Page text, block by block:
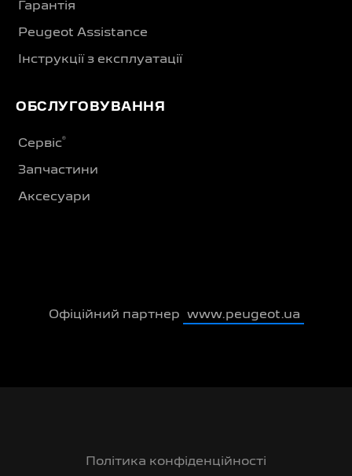
Гарантія
Peugeot Assistance
Інструкції з експлуатації
ОБСЛУГОВУВАННЯ
Сервіс®
Запчастини
Аксесуари
Офіційний партнер www.peugeot.ua
Політика конфіденційності